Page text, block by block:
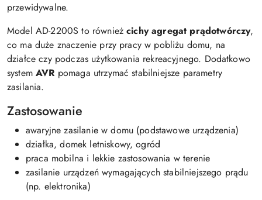
przewidywalne.
Model AD-2200S to równieżcichy agregat prądotwórczy,
co ma duże znaczenie przy pracy w pobliżu domu, na
działce czy podczas użytkowania rekreacyjnego. Dodatkowo
systemAVR pomaga utrzymać stabilniejsze parametry
zasilania.
Zastosowanie
awaryjne zasilanie w domu (podstawowe urządzenia)
działka, domek letniskowy, ogród
praca mobilna i lekkie zastosowania w terenie
zasilanie urządzeń wymagających stabilniejszego prądu
(np. elektronika)